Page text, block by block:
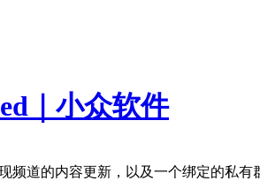
｜小众软件
频道的内容更新，以及一个绑定的私有